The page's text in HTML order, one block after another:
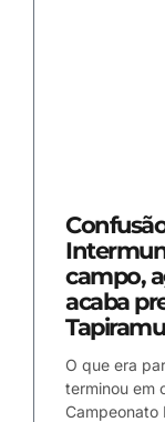
campo,
acaba
O que era
terminou em
Campeonato